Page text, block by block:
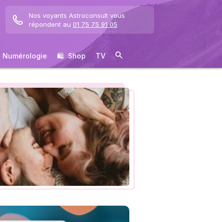
Nos voyants Astroconsult vous
répondent au 01 75 75 91 05
Numérologie 🛍 ️ Shop TV